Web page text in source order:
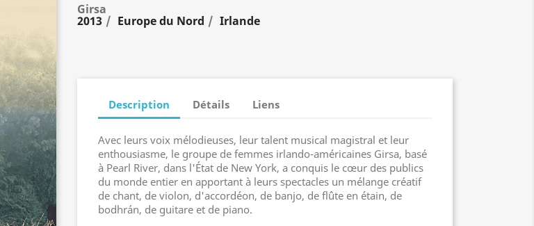
Girsa
2013 Europe du Nord Irlande
Description Détails Liens
Avec leurs voix mélodieuses, leur talent musical magistral et leur
enthousiasme, le groupe de femmes irlando-américaines Girsa, basé
à Pearl River, dans l'État de New York, a conquis le cœur des publics
du monde entier en apportant à leurs spectacles un mélange créatif
de chant, de violon, d'accordéon, de banjo, de flûte en étain, de
bodhrán, de guitare et de piano.